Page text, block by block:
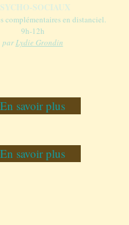
SOCIAUX
complémentaires en distanciel.
9h-12h
parLydie Grondin
En savoir plus
En savoir plus